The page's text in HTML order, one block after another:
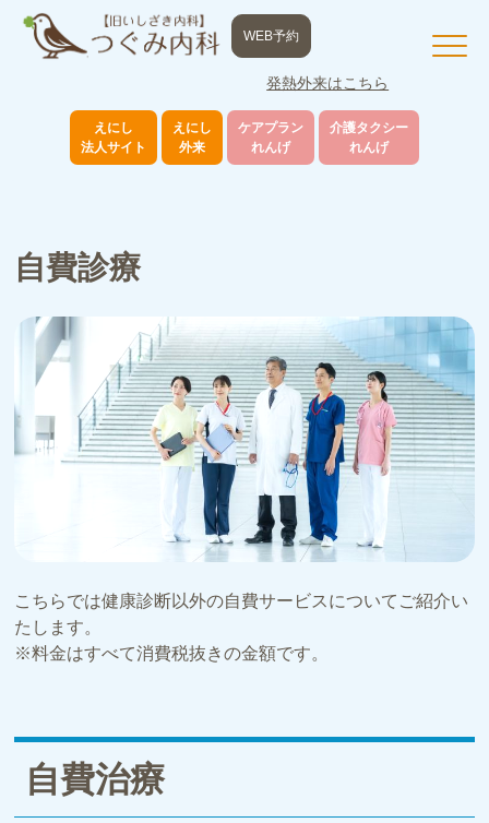
WEB予約
発熱外来はこちら
えにし
法人サイト
えにし
外来
ケアプラン
れんげ
介護タクシー
れんげ
自費診療
こちらでは健康診断以外の自費サービスについてご紹介い
たします。
※料金はすべて消費税抜きの金額です。
自費治療